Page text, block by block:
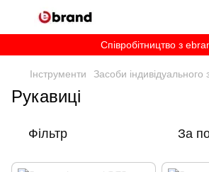
Співробітництво з
Інструменти Засоби індивідуального
Рукавиці
Фільтр За